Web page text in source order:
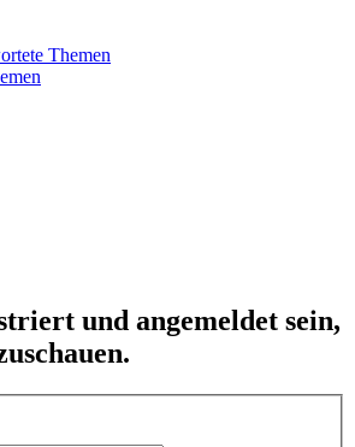
Themen
und angemeldet sein,